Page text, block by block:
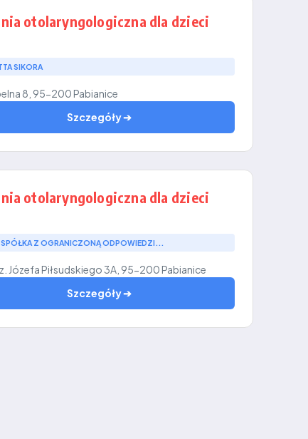
otolaryngologiczna dla dzieci
SIKORA
8, 95-200 Pabianice
Szczegóły ➔
otolaryngologiczna dla dzieci
SPÓŁKA Z OGRANICZONĄ ODPOWIEDZI...
Józefa Piłsudskiego 3A, 95-200 Pabianice
Szczegóły ➔